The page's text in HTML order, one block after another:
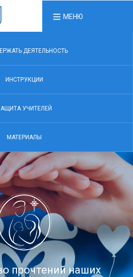
МЕНЮ
ДЕЯТЕЛЬНОСТЬ
ИНСТРУКЦИИ
УЧИТЕЛЕЙ
МАТЕРИАЛЫ
прочтений наших